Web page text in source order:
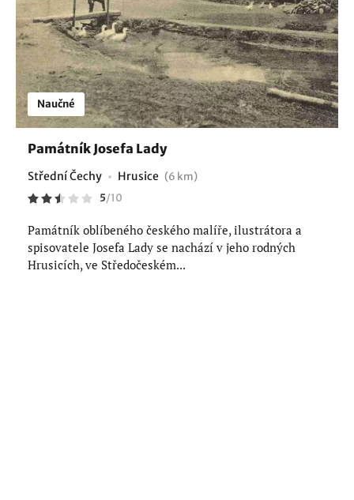
Naučné
Památník Josefa Lady
Střední Čechy Hrusice (6 km)
5/10
Památník oblíbeného českého malíře, ilustrátora a
spisovatele Josefa Lady se nachází v jeho rodných
Hrusicích, ve Středočeském...